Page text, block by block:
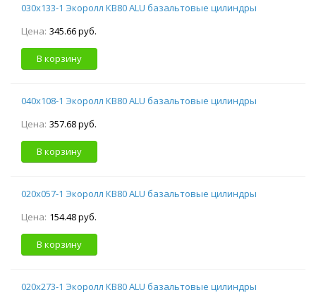
030х133-1 Экоролл КВ80 ALU базальтовые цилиндры
Цена: 345.66 руб.
В корзину
040х108-1 Экоролл КВ80 ALU базальтовые цилиндры
Цена: 357.68 руб.
В корзину
020х057-1 Экоролл КВ80 ALU базальтовые цилиндры
Цена: 154.48 руб.
В корзину
020х273-1 Экоролл КВ80 ALU базальтовые цилиндры